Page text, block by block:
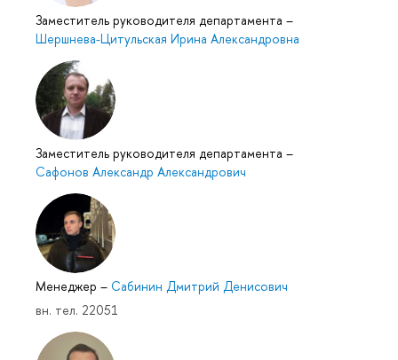
Заместитель руководителя департамента –
Шершнева-Цитульская Ирина Александровна
Заместитель руководителя департамента –
Сафонов Александр Александрович
Менеджер – Сабинин Дмитрий Денисович
вн. тел. 22051